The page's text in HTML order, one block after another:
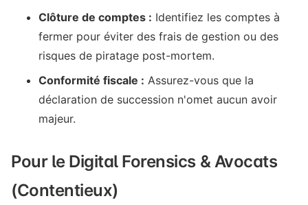
Clôture de comptes : Identifiez les comptes à
fermer pour éviter des frais de gestion ou des
risques de piratage post-mortem.
Conformité fiscale : Assurez-vous que la
déclaration de succession n'omet aucun avoir
majeur.
Pour le Digital Forensics & Avocats
(Contentieux)